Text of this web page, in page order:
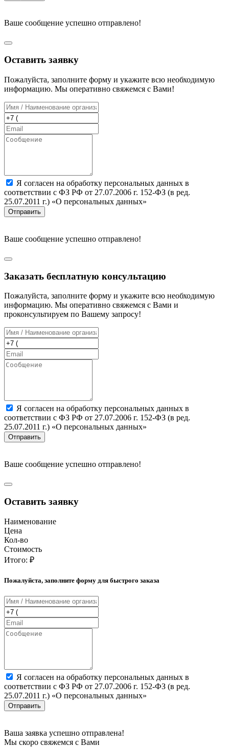
Ваше сообщение успешно отправлено!
Оставить заявку
Пожалуйста, заполните форму и укажите всю необходимую
информацию. Мы оперативно свяжемся с Вами!
Я согласен на обработку персональных данных в
соответствии с ФЗ РФ от 27.07.2006 г. 152-ФЗ (в ред.
25.07.2011 г.) «О персональных данных»
Отправить
Ваше сообщение успешно отправлено!
Заказать бесплатную консультацию
Пожалуйста, заполните форму и укажите всю необходимую
информацию. Мы оперативно свяжемся с Вами и
проконсультируем по Вашему запросу!
Я согласен на обработку персональных данных в
соответствии с ФЗ РФ от 27.07.2006 г. 152-ФЗ (в ред.
25.07.2011 г.) «О персональных данных»
Отправить
Ваше сообщение успешно отправлено!
Оставить заявку
Наименование
Цена
Кол-во
Стоимость
Итого: ₽
Пожалуйста, заполните форму для быстрого заказа
Я согласен на обработку персональных данных в
соответствии с ФЗ РФ от 27.07.2006 г. 152-ФЗ (в ред.
25.07.2011 г.) «О персональных данных»
Отправить
Ваша заявка успешно отправлена!
Мы скоро свяжемся с Вами